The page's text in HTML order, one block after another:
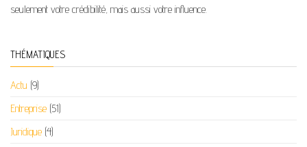
seulement votre crédibilité, mais aussi votre influence.
THÉMATIQUES
Actu (9)
Entreprise (51)
Juridique (4)